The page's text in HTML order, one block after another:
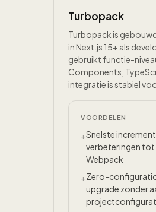
Turbopack
Turbopack is
in Next.js 15+ als
gebruikt functie-
Components,
integratie is stabiel
VOORDELEN
+Snelste
verbeteringen tot
Webpack
+Zero-
upgrade zonder